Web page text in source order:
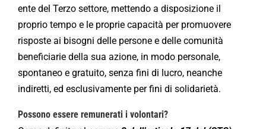
ente del Terzo settore, mettendo a disposizione il
proprio tempo e le proprie capacità per promuovere
risposte ai bisogni delle persone e delle comunità
beneficiarie della sua azione, in modo personale,
spontaneo e gratuito, senza fini di lucro, neanche
indiretti, ed esclusivamente per fini di solidarietà.
Possono essere remunerati i volontari?